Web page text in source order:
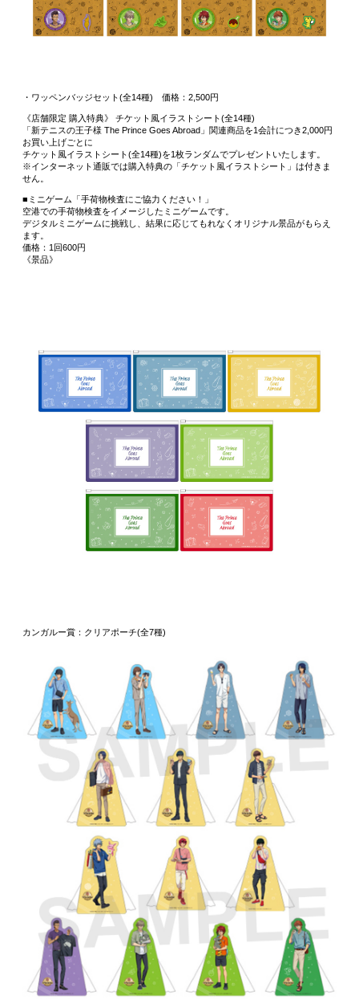
・ワッペンバッジセット(全14種) 価格：2,500円
《店舗限定 購入特典》 チケット風イラストシート(全14種)
「新テニスの王子様 The Prince Goes Abroad」関連商品を1会計につき2,000円
お買い上げごとに
チケット風イラストシート(全14種)を1枚ランダムでプレゼントいたします。
※インターネット通販では購入特典の「チケット風イラストシート」は付きま
せん。
■ミニゲーム「手荷物検査にご協力ください！」
空港での手荷物検査をイメージしたミニゲームです。
デジタルミニゲームに挑戦し、結果に応じてもれなくオリジナル景品がもらえ
ます。
価格：1回600円
《景品》
カンガルー賞：クリアポーチ(全7種)